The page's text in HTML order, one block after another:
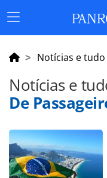
Menu
Principal
Notícias e
Notícias e
De